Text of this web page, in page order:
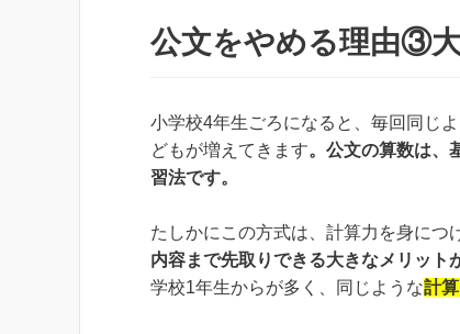
公文をやめる理由③
小学校4年生ごろになると、毎回同じ
どもが増えてきます。公文の算数は、
習法です。
たしかにこの方式は、計算力を身につ
内容まで先取りできる大きなメリット
学校1年生からが多く、同じような計